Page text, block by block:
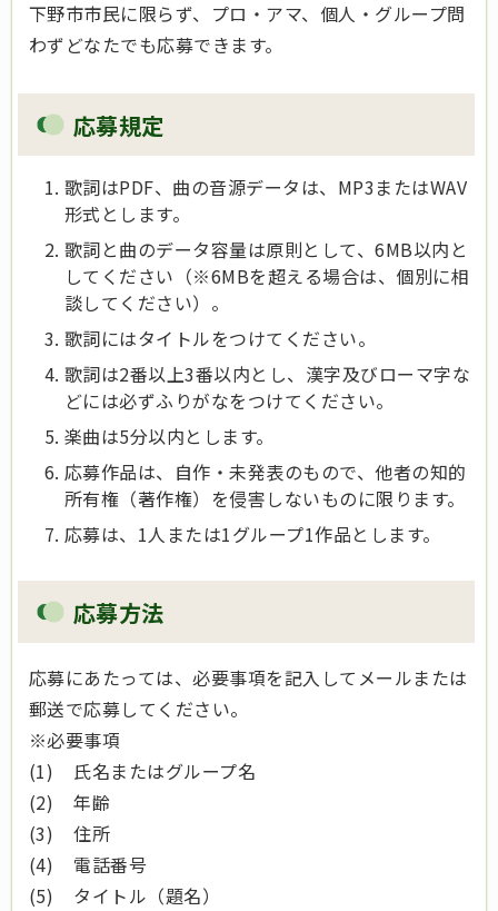
下野市市民に限らず、プロ・アマ、個人・グループ問
わずどなたでも応募できます。
応募規定
歌詞はPDF、曲の音源データは、MP3またはWAV
形式とします。
歌詞と曲のデータ容量は原則として、6MB以内と
してください（※6MBを超える場合は、個別に相
談してください）。
歌詞にはタイトルをつけてください。
歌詞は2番以上3番以内とし、漢字及びローマ字な
どには必ずふりがなをつけてください。
楽曲は5分以内とします。
応募作品は、自作・未発表のもので、他者の知的
所有権（著作権）を侵害しないものに限ります。
応募は、1人または1グループ1作品とします。
応募方法
応募にあたっては、必要事項を記入してメールまたは
郵送で応募してください。
※必要事項
(1) 氏名またはグループ名
(2) 年齢
(3) 住所
(4) 電話番号
(5) タイトル（題名）